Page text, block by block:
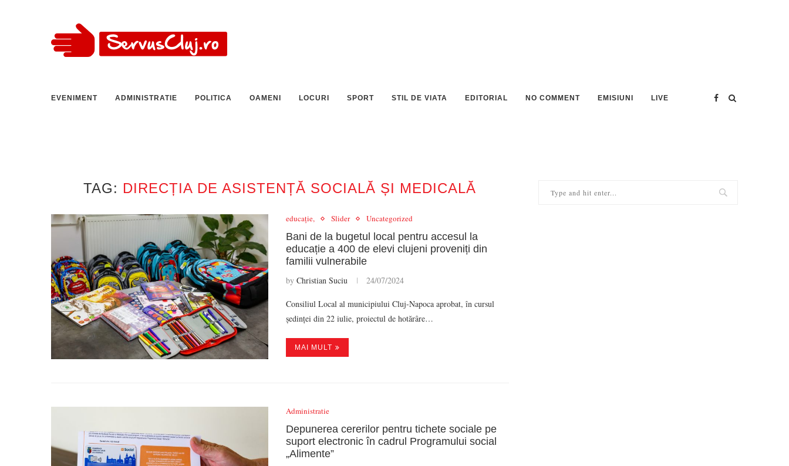
EVENIMENT ADMINISTRATIE POLITICA OAMENI LOCURI SPORT STIL DE VIATA EDITORIAL NO COMMENT EMISIUNI LIVE
TAG: DIRECȚIA DE ASISTENȚĂ SOCIALĂ ȘI MEDICALĂ
educație, Slider Uncategorized
Bani de la bugetul local pentru accesul la
educație a 400 de elevi clujeni proveniți din
familii vulnerabile
by Christian Suciu 24/07/2024
Consiliul Local al municipiului Cluj-Napoca aprobat, în cursul
ședinței din 22 iulie, proiectul de hotărâre…
MAI MULT
Administratie
Depunerea cererilor pentru tichete sociale pe
suport electronic în cadrul Programului social
„Alimente”